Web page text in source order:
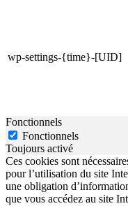
wp-settings-{time}-[UID]
Fonctionnels
Fonctionnels
Toujours activé
Ces cookies sont
pour l’utilisation du site
une obligation
que vous accédez au site